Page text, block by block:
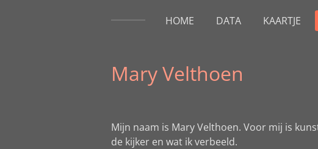
HOME DATA KAARTJE
Mary Velthoen
Mijn naam is Mary Velthoen. Voor mij is
de kijker en wat ik verbeeld.